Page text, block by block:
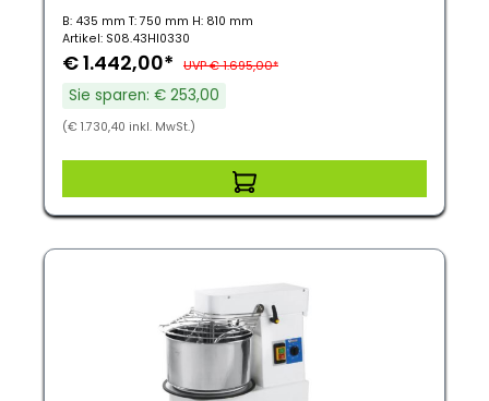
B: 435 mm T: 750 mm H: 810 mm
Artikel: S08.43HI0330
€ 1.442,00* UVP € 1.695,00*
Sie sparen: € 253,00
(€ 1.730,40 inkl. MwSt.)